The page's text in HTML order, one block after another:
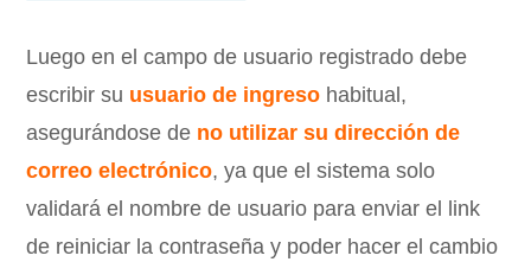
Luego en el campo de usuario registrado debe
escribir su usuario de ingreso habitual,
asegurándose de no utilizar su dirección de
correo electrónico, ya que el sistema solo
validará el nombre de usuario para enviar el link
de reiniciar la contraseña y poder hacer el cambio